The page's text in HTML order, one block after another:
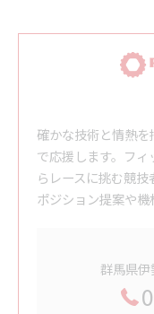
確かな技術と情熱
で応援します。フ
らレースに挑む競
ポジション提案や機
群馬県